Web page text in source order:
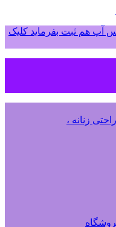
آپ هم ثبت بفرماید کلیک